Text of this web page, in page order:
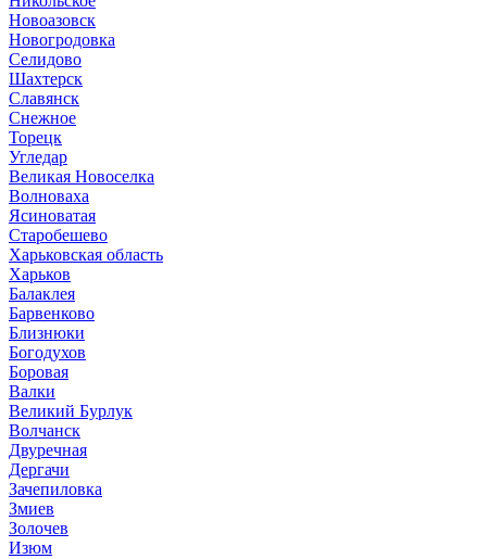
Новоазовск
Новогродовка
Селидово
Шахтерск
Славянск
Снежное
Торецк
Угледар
Великая Новоселка
Волноваха
Ясиноватая
Старобешево
Харьковская область
Харьков
Балаклея
Барвенково
Близнюки
Богодухов
Боровая
Валки
Великий Бурлук
Волчанск
Двуречная
Дергачи
Зачепиловка
Змиев
Золочев
Изюм